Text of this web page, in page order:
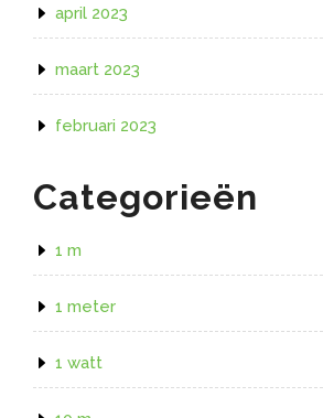
april 2023
maart 2023
februari 2023
Categorieën
1 m
1 meter
1 watt